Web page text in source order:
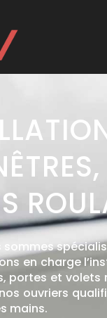
sommes
en charge
portes et volets
ouvriers
mains.